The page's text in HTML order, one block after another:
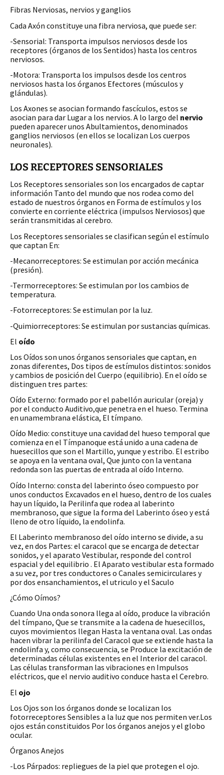
Fibras Nerviosas, nervios y ganglios
Cada Axón constituye una fibra nerviosa, que puede ser:
-Sensorial: Transporta impulsos nerviosos desde los
receptores (órganos de los Sentidos) hasta los centros
nerviosos.
-Motora: Transporta los impulsos desde los centros
nerviosos hasta los órganos Efectores (músculos y
glándulas).
Los Axones se asocian formando fascículos, estos se
asocian para dar Lugar a los nervios. A lo largo del nervio
pueden aparecer unos Abultamientos, denominados
ganglios nerviosos (en ellos se localizan Los cuerpos
neuronales).
LOS RECEPTORES SENSORIALES
Los Receptores sensoriales son los encargados de captar
información Tanto del mundo que nos rodea como del
estado de nuestros órganos en Forma de estímulos y los
convierte en corriente eléctrica (impulsos Nerviosos) que
serán transmitidas al cerebro.
Los Receptores sensoriales se clasifican según el estímulo
que captan En:
-Mecanorreceptores: Se estimulan por acción mecánica
(presión).
-Termorreceptores: Se estimulan por los cambios de
temperatura.
-Fotorreceptores: Se estimulan por la luz.
-Quimiorreceptores: Se estimulan por sustancias químicas.
El oído
Los Oídos son unos órganos sensoriales que captan, en
zonas diferentes, Dos tipos de estímulos distintos: sonidos
y cambios de posición del Cuerpo (equilibrio). En el oído se
distinguen tres partes:
Oído Externo: formado por el pabellón auricular (oreja) y
por el conducto Auditivo,que penetra en el hueso. Termina
en unamembrana elástica, El tímpano.
Oído Medio: constituye una cavidad del hueso temporal que
comienza en el Tímpanoque está unido a una cadena de
huesecillos que son el Martillo, yunque y estribo. El estribo
se apoya en la ventana oval, Que junto con la ventana
redonda son las puertas de entrada al oído Interno.
Oído Interno: consta del laberinto óseo compuesto por
unos conductos Excavados en el hueso, dentro de los cuales
hay un líquido, la Perilinfa que rodea al laberinto
membranoso, que sigue la forma del Laberinto óseo y está
lleno de otro líquido, la endolinfa.
El Laberinto membranoso del oído interno se divide, a su
vez, en dos Partes: el caracol que se encarga de detectar
sonidos, y el aparato Vestibular, responde del control
espacial y del equilibrio . El Aparato vestibular esta formado
a su vez, por tres conductores o Canales semicirculares y
por dos ensanchamientos, el utriculo y el Saculo
¿Cómo Oímos?
Cuando Una onda sonora llega al oído, produce la vibración
del tímpano, Que se transmite a la cadena de huesecillos,
cuyos movimientos llegan Hasta la ventana oval. Las ondas
hacen vibrar la perilinfa del Caracol que se extiende hasta la
endolinfa y, como consecuencia, se Produce la excitación de
determinadas células existentes en el Interior del caracol.
Las células transforman las vibraciones en Impulsos
eléctricos, que el nervio auditivo conduce hasta el Cerebro.
El ojo
Los Ojos son los órganos donde se localizan los
fotorreceptores Sensibles a la luz que nos permiten ver.Los
ojos están constituidos Por los órganos anejos y el globo
ocular.
Órganos Anejos
-Los Párpados: repliegues de la piel que protegen el ojo.